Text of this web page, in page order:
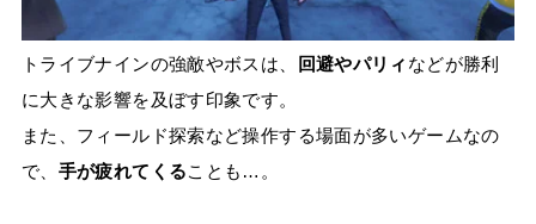
トライブナインの強敵やボスは、 回避やパリィ などが勝利
に大きな影響を及ぼす印象です。
また、フィールド探索など操作する場面が多いゲームなの
で、 手が疲れてくることも…。